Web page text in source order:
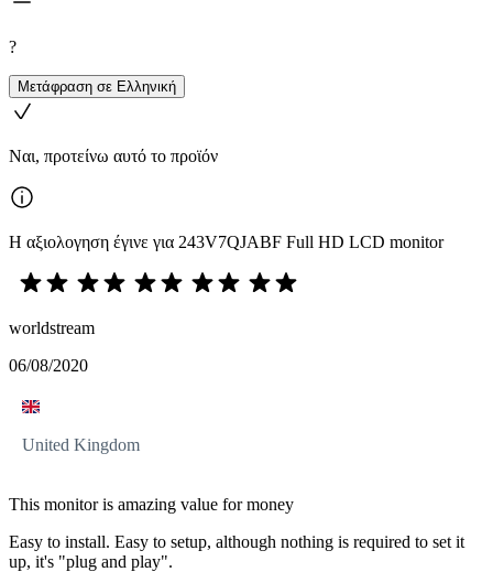
?
Μετάφραση σε Ελληνική
Ναι, προτείνω αυτό το προϊόν
Η αξιολογηση έγινε για 243V7QJABF Full HD LCD monitor
worldstream
06/08/2020
United Kingdom
This monitor is amazing value for money
Easy to install. Easy to setup, although nothing is required to set it
up, it's "plug and play".